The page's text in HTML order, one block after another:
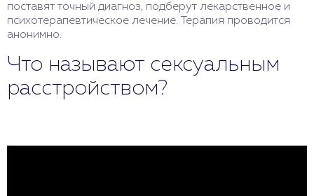
поставят точный диагноз, подберут лекарственное и
психотерапевтическое лечение. Терапия проводится
анонимно.
Что называют сексуальным
расстройством?